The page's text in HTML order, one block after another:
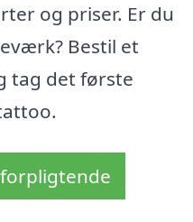
og priser. Er du
Bestil et
tag det første